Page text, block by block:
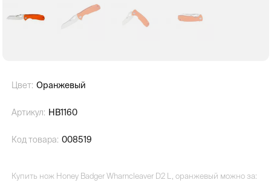
Цвет: Оранжевый
Артикул: HB1160
Код товара: 008519
Купить нож Honey Badger Wharncleaver D2 L, оранжевый можно за: